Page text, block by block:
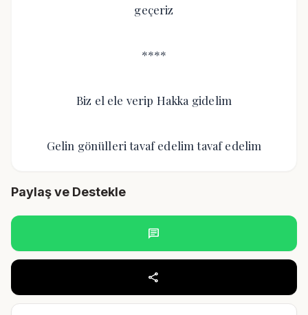
geçeriz
****
Biz el ele verip Hakka gidelim
Gelin gönülleri tavaf edelim tavaf edelim
Paylaş ve Destekle
chat
share